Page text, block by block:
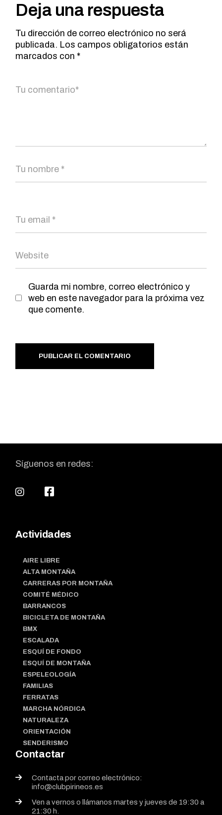
Deja una respuesta
Tu dirección de correo electrónico no será
publicada. Los campos obligatorios están
marcados con *
Guarda mi nombre, correo electrónico y
web en este navegador para la próxima vez
que comente.
PUBLICAR EL COMENTARIO
Síguenos en redes:
Actividades
AIRE LIBRE
ALTA MONTAÑA
CARRERAS POR MONTAÑA
COMITÉ MÉDICO
BARRANCOS
BICICLETA DE MONTAÑA
BMX
ESCALADA
ESQUÍ DE FONDO
ESQUÍ DE MONTAÑA
ESPELEOLOGÍA
FAMILIAS
FERRATAS
MARCHA NÓRDICA
NATURALEZA
ORIENTACIÓN
SENDERISMO
Contactar
Contacta por correo electrónico:
info@clubpirineos.es
Ven a vernos o llámanos martes y jueves de 19:30 a
21:30 h.